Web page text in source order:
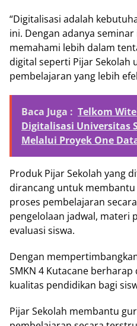
“Digitalisasi adalah
ini. Dengan adanya
memahami lebih dalam
digital seperti Pijar Sekolah
pembelajaran yang lebih
Baca Juga : Telkom
Digitalisasi Universitas
Melalui Proyek One
Produk Pijar Sekolah yang
dirancang untuk
proses pembelajaran
pengelolaan jadwal, materi
evaluasi siswa.
Dengan
SMKN 4 Kutacane
kualitas pendidikan bagi
Pijar Sekolah membantu